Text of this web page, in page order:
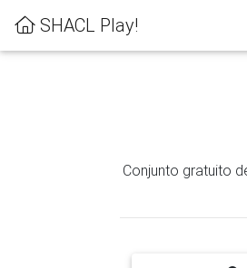
SHACL Play!
Conjunto gratuito